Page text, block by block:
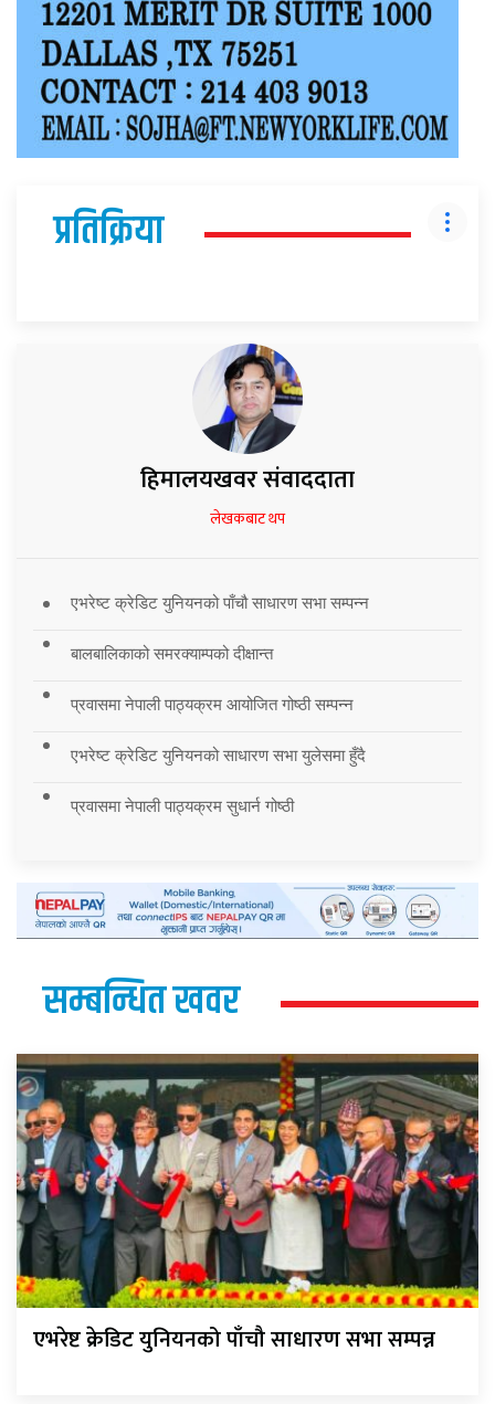
प्रतिक्रिया
हिमालयखवर संवाददाता
लेखकबाट थप
एभरेष्ट क्रेडिट युनियनको पाँचौ साधारण सभा सम्पन्न
बालबालिकाको समरक्याम्पको दीक्षान्त
प्रवासमा नेपाली पाठ्यक्रम आयोजित गोष्ठी सम्पन्न
एभरेष्ट क्रेडिट युनियनको साधारण सभा युलेसमा हुँदै
प्रवासमा नेपाली पाठ्यक्रम सुधार्न गोष्ठी
सम्बन्धित खवर
एभरेष्ट क्रेडिट युनियनको पाँचौ साधारण सभा सम्पन्न